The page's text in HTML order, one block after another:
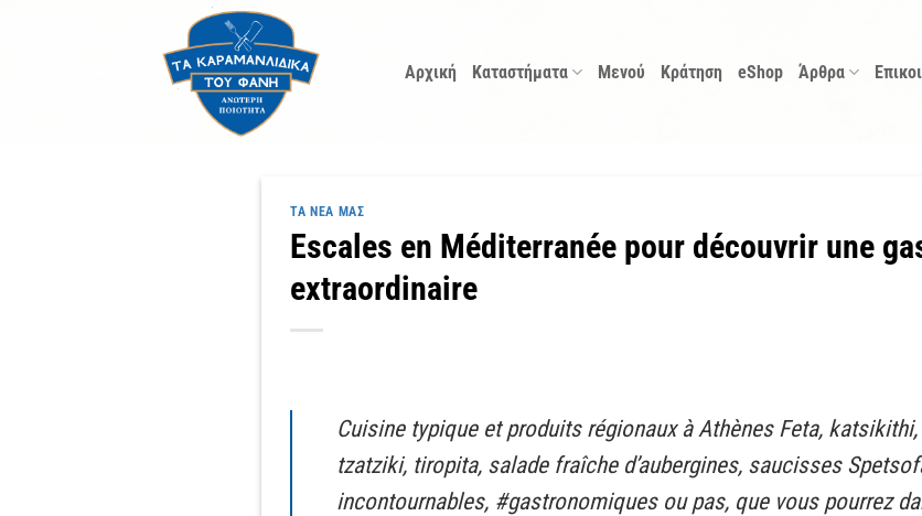
Αρχική Καταστήματα Μενού Κράτηση eShop Άρθρα
ΤΑ ΝΈΑ ΜΑΣ
Escales en Méditerranée pour découvrir une
extraordinaire
Cuisine typique et produits régionaux à Athènes Feta,
tzatziki, tiropita, salade fraîche d’aubergines, saucisses
incontournables, #gastronomiques ou pas, que vous pourrez